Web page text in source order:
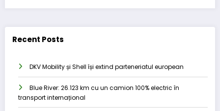
Recent Posts
DKV Mobility și Shell își extind parteneriatul european
Blue River: 26.123 km cu un camion 100% electric în
transport internațional